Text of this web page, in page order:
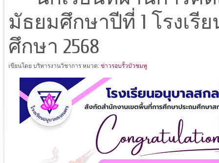
มัธยมศึกษาปีที่ 1 โรงเรี
ศึกษา 2568
เขียนโดย บริหารงานวิชาการ หมวด: ข่าวรอบรั้วบัวชมพู